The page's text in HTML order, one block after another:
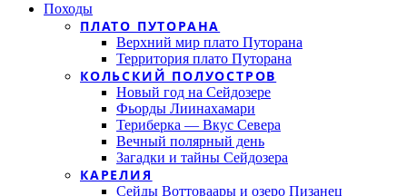
Походы
ПЛАТО ПУТОРАНА
Верхний мир плато Путорана
Территория плато Путорана
КОЛЬСКИЙ ПОЛУОСТРОВ
Новый год на Сейдозере
Фьорды Лиинахамари
Териберка — Вкус Севера
Вечный полярный день
Загадки и тайны Сейдозера
КАРЕЛИЯ
Сейды Воттоваары и озеро Пизанец